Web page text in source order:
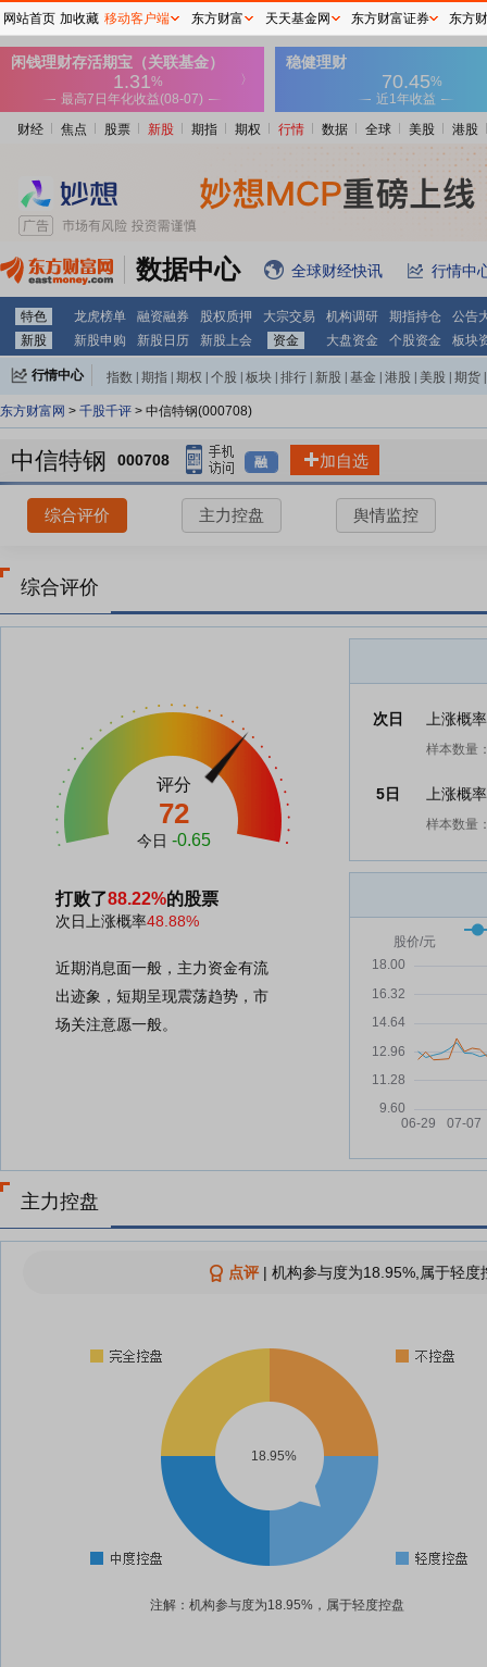
财经 焦点 股票 新股 期指 期权 行情 数据 全球 美股 港股
数据中心 全球财经快讯 行情中
特色 龙虎榜单 融资融券 股权质押 大宗交易 机构调研 期指持仓
公告
新股
新股申购 新股日历 新股上会 资金 大盘资金 个股资金 板块
行情中心 指数 期指 期权 个股 板块 排行 新股 基金 港股 美股 期货
东方财富网 > 千股千评 > 中信特钢(000708)
中信特钢 000708 融 加自选
综合评价 主力控盘 舆情监控
综合评价
评分
72
今日 -0.65
打败了88.22%的股票
次日上涨概率48.88%
近期消息面一般，主力资金有流
出迹象，短期呈现震荡趋势，市
场关注意愿一般。
次日 上涨概
样本数量
5日 上涨概
样本数量
主力控盘
点评| 机构参与度为18.95%,属于轻
18.95%
注解：机构参与度为18.95%，属于轻度控盘
网站首页 加收藏 移动客户端 东方财富 天天基金网 东方财富证券 东方